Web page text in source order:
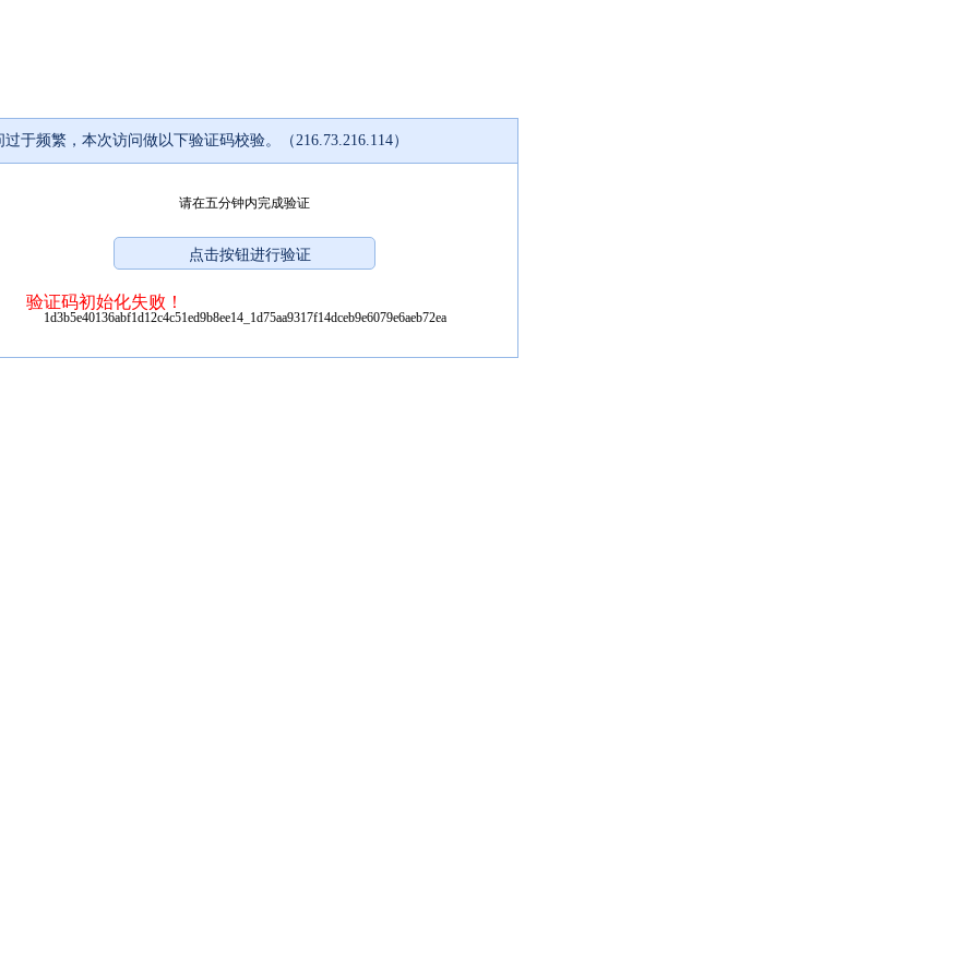
过于频繁，本次访问做以下验证码校验。（216.73.216.114）
请在五分钟内完成验证
验证码初始化失败！
1d3b5e40136abf1d12c4c51ed9b8ee14_1d75aa9317f14dceb9e6079e6aeb72ea